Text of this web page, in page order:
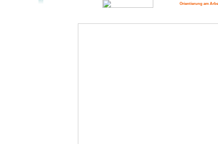
Orientierung am